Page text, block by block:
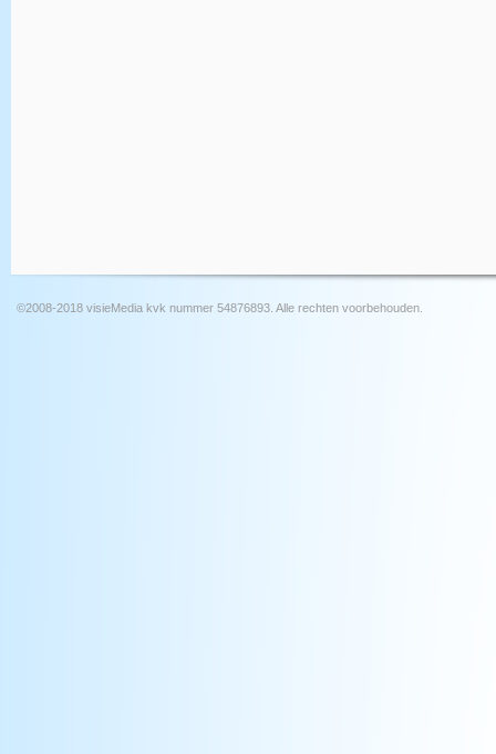
©2008-2018 visieMedia kvk nummer 54876893. Alle rechten voorbehouden.